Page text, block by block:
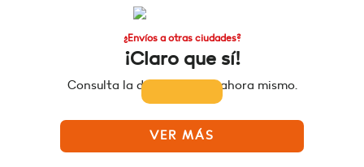
¿Envíos a otras ciudades?
¡Claro que sí!
Consulta la disponibilidad ahora mismo.
VER MÁS